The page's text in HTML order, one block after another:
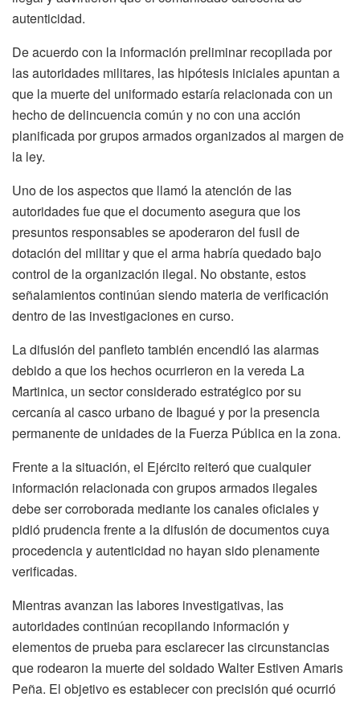
autenticidad.
De acuerdo con la información preliminar recopilada por
las autoridades militares, las hipótesis iniciales apuntan a
que la muerte del uniformado estaría relacionada con un
hecho de delincuencia común y no con una acción
planificada por grupos armados organizados al margen de
la ley.
Uno de los aspectos que llamó la atención de las
autoridades fue que el documento asegura que los
presuntos responsables se apoderaron del fusil de
dotación del militar y que el arma habría quedado bajo
control de la organización ilegal. No obstante, estos
señalamientos continúan siendo materia de verificación
dentro de las investigaciones en curso.
La difusión del panfleto también encendió las alarmas
debido a que los hechos ocurrieron en la vereda La
Martinica, un sector considerado estratégico por su
cercanía al casco urbano de Ibagué y por la presencia
permanente de unidades de la Fuerza Pública en la zona.
Frente a la situación, el Ejército reiteró que cualquier
información relacionada con grupos armados ilegales
debe ser corroborada mediante los canales oficiales y
pidió prudencia frente a la difusión de documentos cuya
procedencia y autenticidad no hayan sido plenamente
verificadas.
Mientras avanzan las labores investigativas, las
autoridades continúan recopilando información y
elementos de prueba para esclarecer las circunstancias
que rodearon la muerte del soldado Walter Estiven Amaris
Peña. El objetivo es establecer con precisión qué ocurrió